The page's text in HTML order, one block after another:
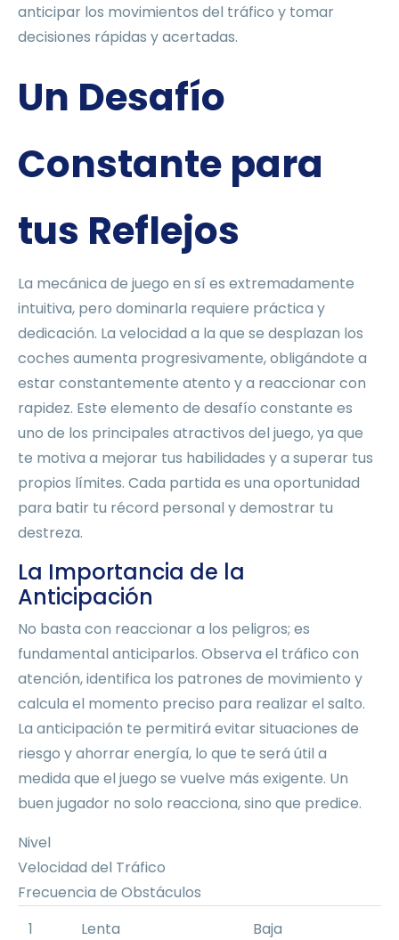
anticipar los movimientos del tráfico y tomar
decisiones rápidas y acertadas.
Un Desafío
Constante para
tus Reflejos
La mecánica de juego en sí es extremadamente
intuitiva, pero dominarla requiere práctica y
dedicación. La velocidad a la que se desplazan los
coches aumenta progresivamente, obligándote a
estar constantemente atento y a reaccionar con
rapidez. Este elemento de desafío constante es
uno de los principales atractivos del juego, ya que
te motiva a mejorar tus habilidades y a superar tus
propios límites. Cada partida es una oportunidad
para batir tu récord personal y demostrar tu
destreza.
La Importancia de la
Anticipación
No basta con reaccionar a los peligros; es
fundamental anticiparlos. Observa el tráfico con
atención, identifica los patrones de movimiento y
calcula el momento preciso para realizar el salto.
La anticipación te permitirá evitar situaciones de
riesgo y ahorrar energía, lo que te será útil a
medida que el juego se vuelve más exigente. Un
buen jugador no solo reacciona, sino que predice.
Nivel
Velocidad del Tráfico
Frecuencia de Obstáculos
1
Lenta Baja